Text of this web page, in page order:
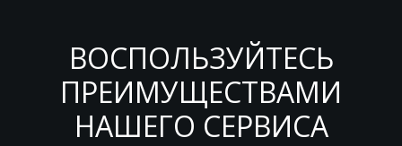
ВОСПОЛЬЗУЙТЕСЬ
ПРЕИМУЩЕСТВАМИ
НАШЕГО СЕРВИСА